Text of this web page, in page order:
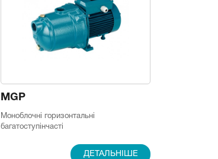
MGP
Моноблочні горизонтальні
багатоступінчасті
ДЕТАЛЬНІШЕ